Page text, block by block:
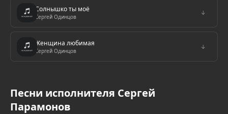
Солнышко ты моё
Сергей Одинцов
↓
Женщина любимая
Сергей Одинцов
↓
Песни исполнителя Сергей
Парамонов